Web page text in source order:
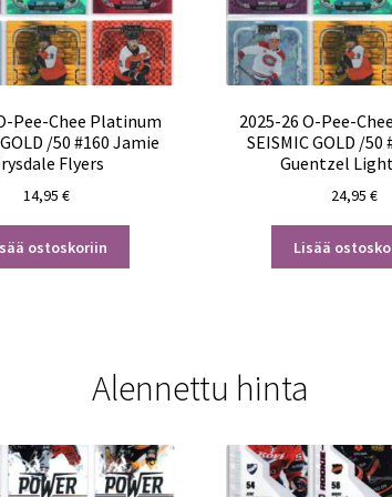
Pee-Chee Platinum
/50 #160 Jamie
Flyers
14,95€
ostoskoriin
2025-26 O-Pee-
SEISMIC GOLD /50
Guentzel
24,95 €
Lisää
Alennettu hinta